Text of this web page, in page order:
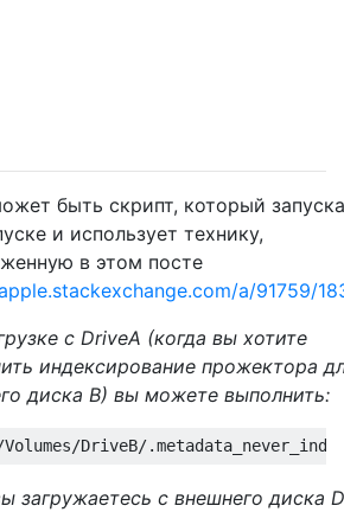
быть скрипт, который
и использует технику,
в этом посте
a/91759/
с DriveA (когда вы хотите
индексирование прожектора
диска B) вы можете выполнить:
загружаетесь с внешнего диска